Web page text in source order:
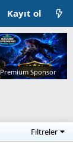
Kayıt ol
Premium Sponsor
Filtreler